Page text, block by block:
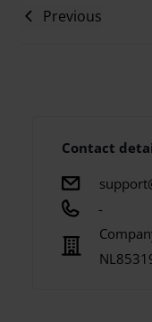
Previous
Contact
-